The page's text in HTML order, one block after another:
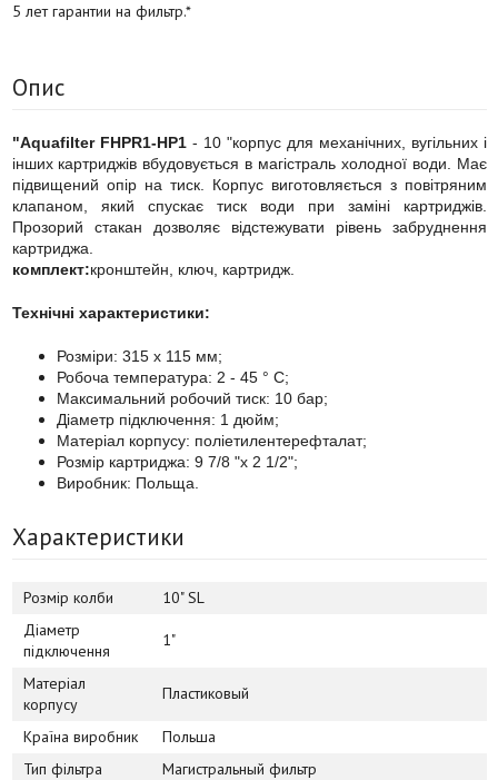
5 лет гарантии на фильтр.*
Опис
"Aquafilter FHPR1-HP1- 10 "корпус для механічних, вугільних і
інших картриджів вбудовується в магістраль холодної води. Має
підвищений опір на тиск. Корпус виготовляється з повітряним
клапаном, який спускає тиск води при заміні картриджів.
Прозорий стакан дозволяє відстежувати рівень забруднення
картриджа.
комплект:кронштейн, ключ, картридж.
Технічні характеристики:
Розміри: 315 x 115 мм;
Робоча температура: 2 - 45 ° C;
Максимальний робочий тиск: 10 бар;
Діаметр підключення: 1 дюйм;
Матеріал корпусу: поліетилентерефталат;
Розмір картриджа: 9 7/8 "x 2 1/2";
Виробник: Польща.
Характеристики
Розмір колби
10" SL
Діаметр
підключення
1"
Матеріал
корпусу
Пластиковый
Країна виробник
Польша
Тип фільтра
Магистральный фильтр